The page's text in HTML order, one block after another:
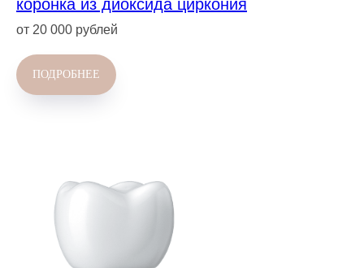
коронка из диоксида циркония
от 20 000 рублей
ПОДРОБНЕЕ